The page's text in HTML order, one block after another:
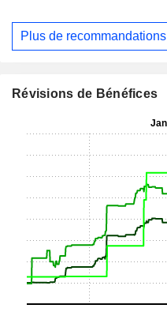
Plus de recommandations
Révisions de Bénéfices